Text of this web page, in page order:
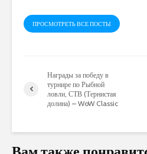
ПРОСМОТРЕТЬ ВСЕ ПОСТЫ
Награды за победу в
турнире по Рыбной
ловли, СТВ (Тернистая
долина) – WoW Classic
Вам также